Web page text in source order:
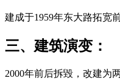
建成于1959年东大路拓宽前
三、建筑演变：
2000年前后拆毀，改建为